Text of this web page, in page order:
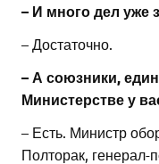
– И много дел уже
– Достаточно.
– А союзники,
Министерстве у
– Есть. Министр
Полторак,